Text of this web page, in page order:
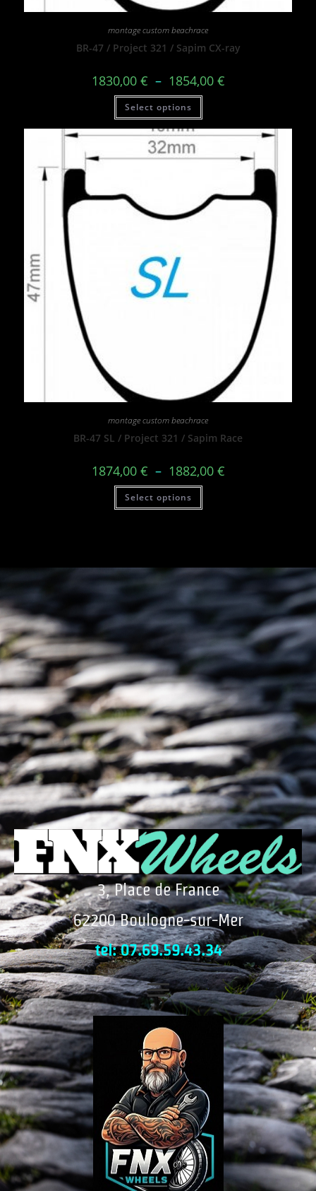
montage custom beachrace
BR-47 / Project 321 / Sapim CX-ray
1830,00 € – 1854,00 €
Select options
montage custom beachrace
BR-47 SL / Project 321 / Sapim Race
1874,00 € – 1882,00 €
Select options
3, Place de France
62200 Boulogne-sur-Mer
tel: 07.69.59.43.34